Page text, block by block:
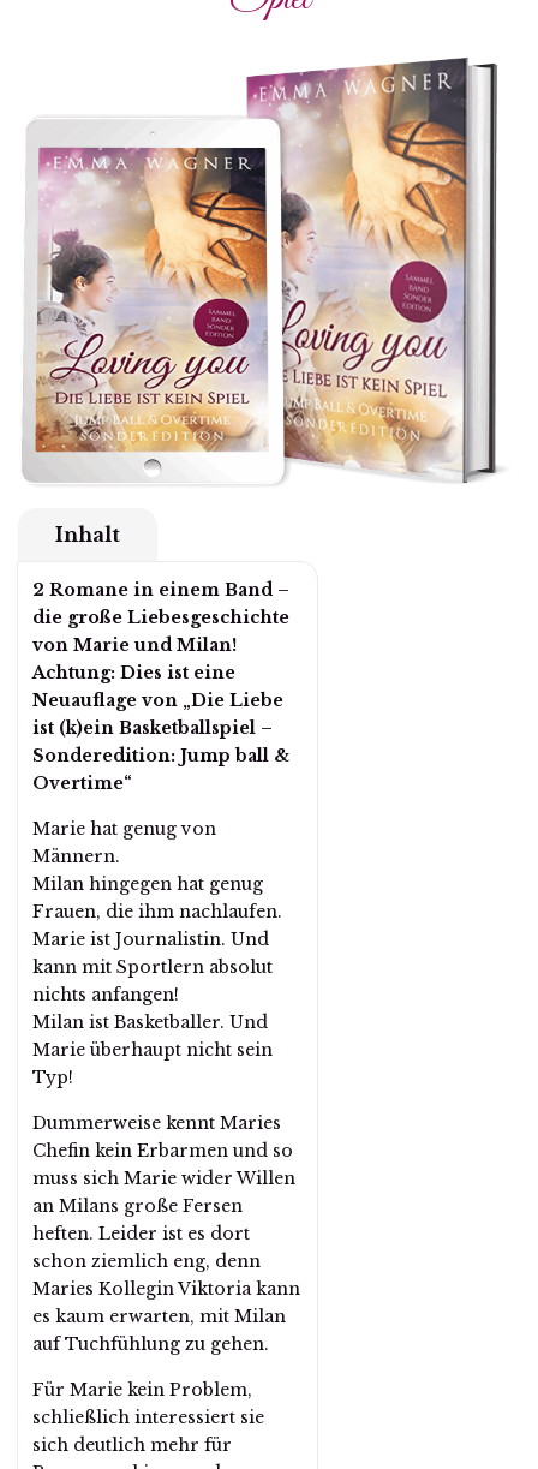
Inhalt
2 Romane in einem Band –
die große Liebesgeschichte
von Marie und Milan!
Achtung: Dies ist eine
Neuauflage von „Die Liebe
ist (k)ein Basketballspiel –
Sonderedition: Jump ball &
Overtime“
Marie hat genug von
Männern.
Milan hingegen hat genug
Frauen, die ihm nachlaufen.
Marie ist Journalistin. Und
kann mit Sportlern absolut
nichts anfangen!
Milan ist Basketballer. Und
Marie überhaupt nicht sein
Typ!
Dummerweise kennt Maries
Chefin kein Erbarmen und so
muss sich Marie wider Willen
an Milans große Fersen
heften. Leider ist es dort
schon ziemlich eng, denn
Maries Kollegin Viktoria kann
es kaum erwarten, mit Milan
auf Tuchfühlung zu gehen.
Für Marie kein Problem,
schließlich interessiert sie
sich deutlich mehr für
Du hast es fast geschafft!
Bitte bestätige in der soeben an dich gesendeten E-
Mail noch die Anmeldung zu Emma Wagners
Herzpost. Solltest du keine E-Mail bekommen haben,
schaue unbedingt auch in deinen Spam-Ordner nach!
Schließen